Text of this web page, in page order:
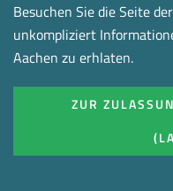
Besuchen Sie die Seite
unkompliziert
Aachen zu erhlaten.
ZUR